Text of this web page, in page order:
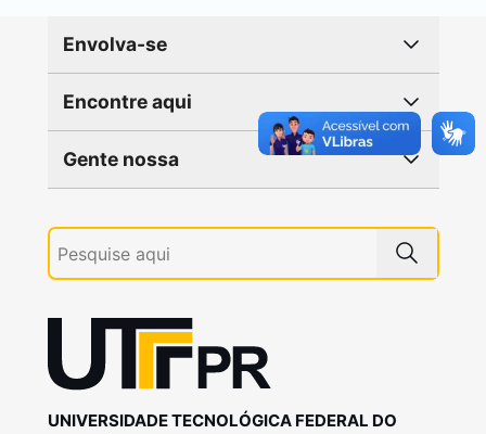
Envolva-se
Encontre aqui
Gente nossa
UNIVERSIDADE TECNOLÓGICA FEDERAL DO